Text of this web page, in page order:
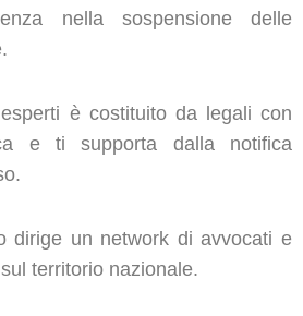
nella sospensione delle
è costituito da legali con
e ti supporta dalla notifica
dirige un network di avvocati e
territorio nazionale.